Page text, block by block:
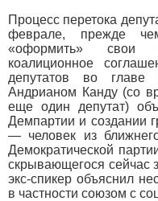
Процесс перетока
феврале, прежде
«оформить» свои
коалиционное
депутатов во главе
Андрианом Канду (со
еще один депутат)
Демпартии и создании
— человек из
Демократической
скрывающегося сейчас
экс-спикер объяснил
в частности союзом с